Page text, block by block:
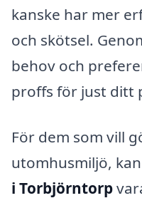
kanske har mer
och skötsel.
behov och
proffs för just ditt
För dem som vill
utomhusmiljö,
i Torbjörntorp